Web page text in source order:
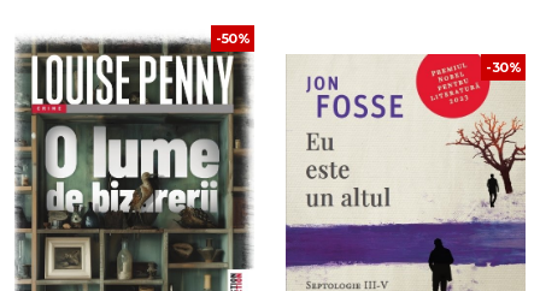
-50%
-30%